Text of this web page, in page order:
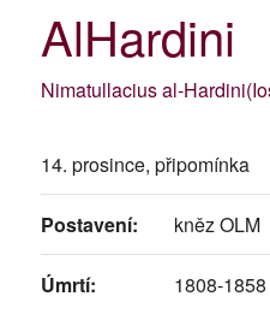
AlHardini
Nimatullacius al-
14. prosince, připomínka
Postavení: kněz OLM
Úmrtí: 1808-1858